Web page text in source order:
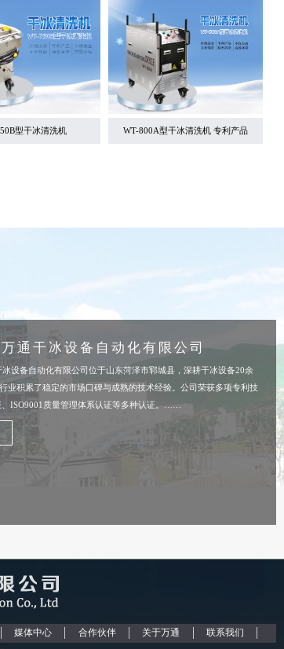
型干冰清洗机 WT-800A型干冰清洗机 专利产品
通干冰设备自动化有限公司
设备自动化有限公司位于山东菏泽市郓城县，深耕干冰设备20余
业积累了稳定的市场口碑与成熟的技术经验。公司荣获多项专利技
、ISO9001质量管理体系认证等多种认证。……
媒体中心 合作伙伴 关于万通 联系我们